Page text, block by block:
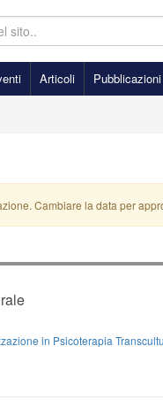
Articoli Pubblicazioni
Cambiare la data per
in Psicoterapia